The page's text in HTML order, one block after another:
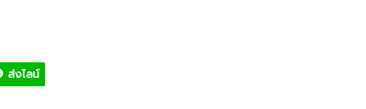
ส่งไลน์